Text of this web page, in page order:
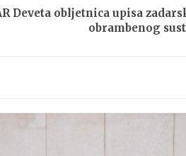
Deveta obljetnica upisa
obrambenog